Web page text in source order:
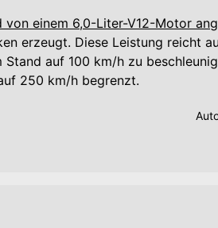
von einem 6,0-Liter-V12-Motor
erzeugt. Diese Leistung reicht
auf 100 km/h zu
250 km/h begrenzt.